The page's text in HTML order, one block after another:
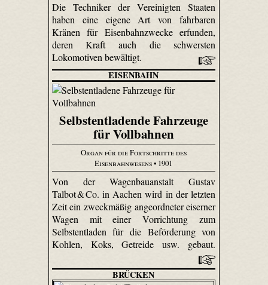
Die Techniker der Vereinigten Staaten
haben eine eigene Art von fahrbaren
Kränen für Eisenbahnzwecke erfunden,
deren Kraft auch die schwersten
Lokomotiven bewältigt.
EISENBAHN
Selbstentladende Fahrzeuge
für Vollbahnen
Organ für die Fortschritte des
Eisenbahnwesens• 1901
Von der Wagenbauanstalt Gustav
Talbot & Co. in Aachen wird in der letzten
Zeit ein zweckmäßig angeordneter eiserner
Wagen mit einer Vorrichtung zum
Selbstentladen für die Beförderung von
Kohlen, Koks, Getreide usw. gebaut.
BRÜCKEN